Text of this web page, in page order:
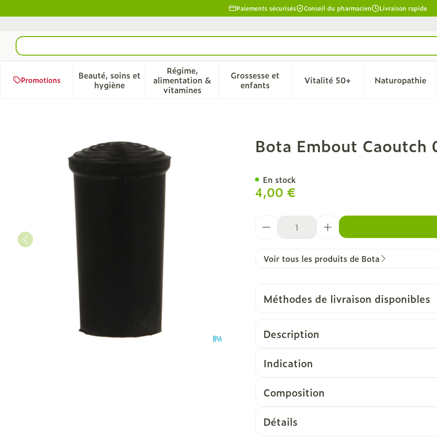
Paiements sécurisés Conseil du pharmacien Livraison rapide
Rechercher
Promotions
Beauté, soins et
hygièneAfficher le sous-menu pour la catégorie Beauté, soins et hygiène
Régime,
alimentation &
vitaminesAfficher le sous-menu pour la catégorie Régime, alimentation &
Grossesse et
enfantsAfficher le sous-menu pour la catégorie
Vitalité 50+Afficher le sous-menu pour
Naturopathie
Afficher
Bota Embout Caoutch 000 = 12mmBota Embout Caoutch
4,00 €
En stock
Voir tous les produits de Bota
Méthodes de livraison disponibles
Description
Indication
Composition
Détails